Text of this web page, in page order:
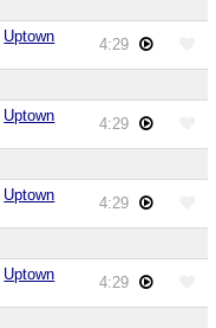
Uptown
4:29
Uptown
4:29
Uptown
4:29
Uptown
4:29